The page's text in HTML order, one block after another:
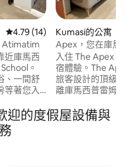
從 14 則評價中獲得 4.79 的平
4.79 (14)
Atimatim
近庫馬西
。
、一間舒
等著您入
走到頂樓
往Kumasi
在庫馬西
度假勝
Kumasi的公寓
Apex，您在庫馬
地。
入住 The Apex，
宿體驗。The
旅客設計的頂級行
離庫馬西普雷姆佩
提供卓越的舒適度
早餐、高速 WiFi
迎的度假屋設備與